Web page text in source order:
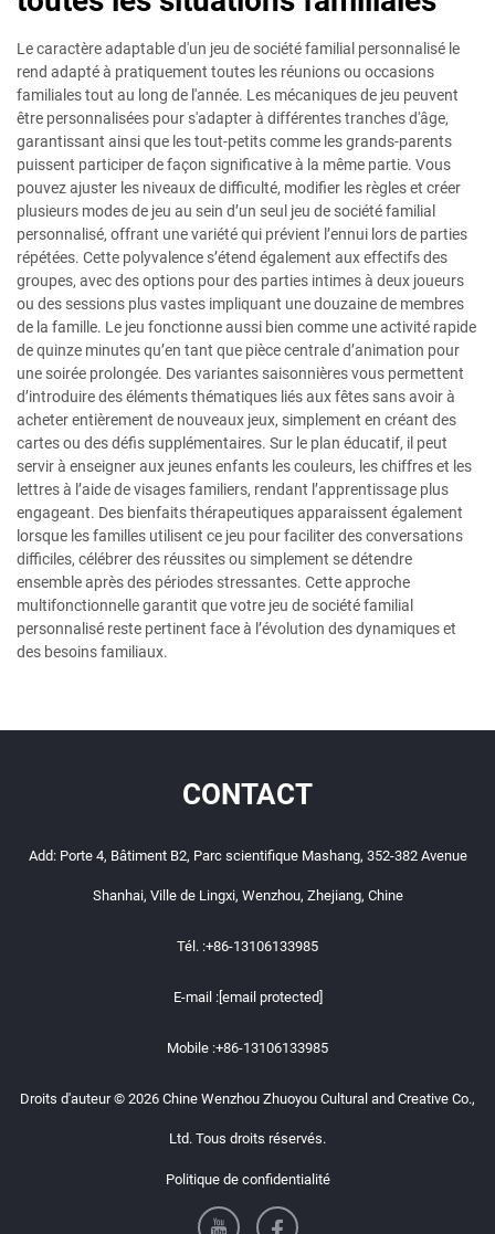
Le caractère adaptable d'un jeu de société familial personnalisé le
rend adapté à pratiquement toutes les réunions ou occasions
familiales tout au long de l'année. Les mécaniques de jeu peuvent
être personnalisées pour s'adapter à différentes tranches d'âge,
garantissant ainsi que les tout-petits comme les grands-parents
puissent participer de façon significative à la même partie. Vous
pouvez ajuster les niveaux de difficulté, modifier les règles et créer
plusieurs modes de jeu au sein d’un seul jeu de société familial
personnalisé, offrant une variété qui prévient l’ennui lors de parties
répétées. Cette polyvalence s’étend également aux effectifs des
groupes, avec des options pour des parties intimes à deux joueurs
ou des sessions plus vastes impliquant une douzaine de membres
de la famille. Le jeu fonctionne aussi bien comme une activité rapide
de quinze minutes qu’en tant que pièce centrale d’animation pour
une soirée prolongée. Des variantes saisonnières vous permettent
d’introduire des éléments thématiques liés aux fêtes sans avoir à
acheter entièrement de nouveaux jeux, simplement en créant des
cartes ou des défis supplémentaires. Sur le plan éducatif, il peut
servir à enseigner aux jeunes enfants les couleurs, les chiffres et les
lettres à l’aide de visages familiers, rendant l’apprentissage plus
engageant. Des bienfaits thérapeutiques apparaissent également
lorsque les familles utilisent ce jeu pour faciliter des conversations
difficiles, célébrer des réussites ou simplement se détendre
ensemble après des périodes stressantes. Cette approche
multifonctionnelle garantit que votre jeu de société familial
personnalisé reste pertinent face à l’évolution des dynamiques et
des besoins familiaux.
CONTACT
Add: Porte 4, Bâtiment B2, Parc scientifique Mashang, 352-382 Avenue
Shanhai, Ville de Lingxi, Wenzhou, Zhejiang, Chine
Tél. :+86-13106133985
E-mail :[email protected]
Mobile :+86-13106133985
Droits d'auteur © 2026 Chine Wenzhou Zhuoyou Cultural and Creative Co.,
Ltd. Tous droits réservés.
Politique de confidentialité